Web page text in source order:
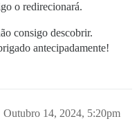
o redirecionará.
consigo descobrir.
antecipadamente!
Outubro 14, 2024, 5:20pm